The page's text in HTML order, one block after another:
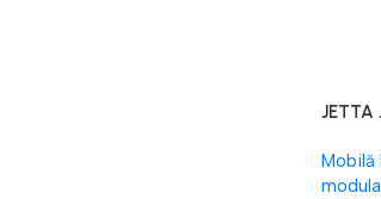
Mobilă